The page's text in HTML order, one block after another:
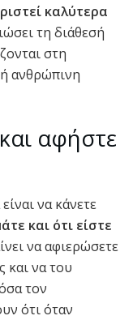
καλύτερα
τη διάθεσή
στη
ανθρώπινη
αφήστε
να κάνετε
και ότι είστε
να αφιερώσετε
και να του
τον
ότι όταν